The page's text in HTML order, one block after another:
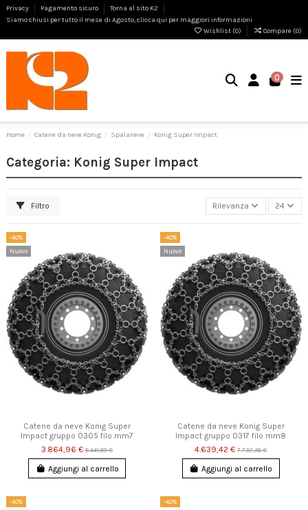
Privacy Pagamento sicuro
Torna al sito K2
Siamo chiusi per tutto il mese di Agosto, clicca qui per maggiori informazioni
Wishlist (0) Compare (0)
0
Home Catene da neve Konig Spalaneve Konig Super Impact
Categoria: Konig Super Impact
Filtro Rilevanza 24
-40%
Nuovo
Catene da neve Konig Super
Impact gruppo 0305 filo mm7
3.864,96 €6.441,60 €
Aggiungi al carrello
-40%
Nuovo
Catene da neve Konig Super
Impact gruppo 0317 filo mm8
4.639,42 €7.732,36 €
Aggiungi al carrello
-40%
-40%